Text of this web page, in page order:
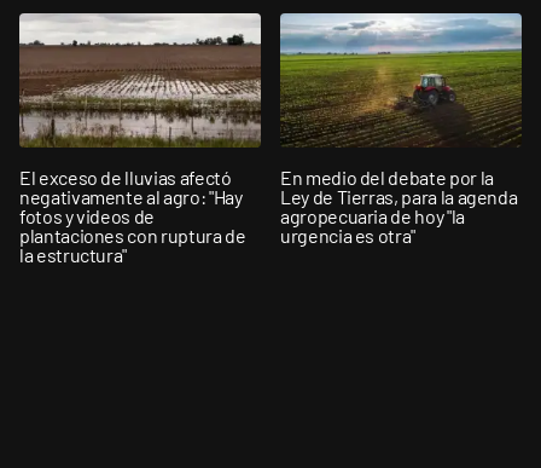
El exceso de lluvias afectó
negativamente al agro: "Hay
fotos y videos de
plantaciones con ruptura de
la estructura"
En medio del debate por la
Ley de Tierras, para la agenda
agropecuaria de hoy "la
urgencia es otra"